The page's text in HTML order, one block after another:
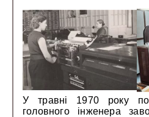
У травні 1970 року по
головного інженера